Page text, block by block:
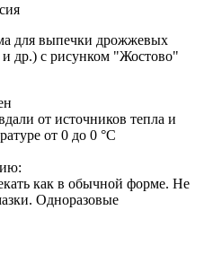
для выпечки дрожжевых
и др.) с рисунком "Жостово"
от источников тепла и
от 0 до 0 °C
как в обычной форме. Не
Одноразовые